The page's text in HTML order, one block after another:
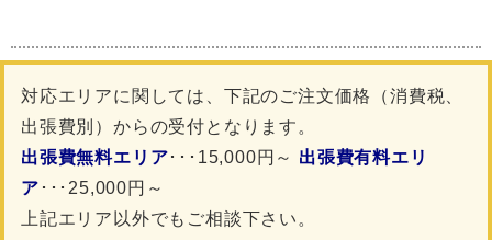
対応エリアに関しては、下記のご注文価格（消費税、
出張費別）からの受付となります。
出張費無料エリア･･･15,000円～ 出張費有料エリ
ア ･･･25,000円～
上記エリア以外でもご相談下さい。